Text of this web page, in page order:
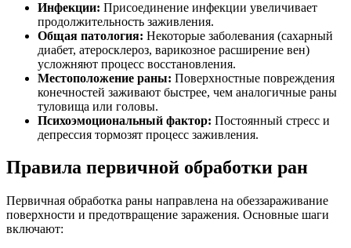
Инфекции: Присоединение инфекции увеличивает
продолжительность заживления.
Общая патология: Некоторые заболевания (сахарный
диабет, атеросклероз, варикозное расширение вен)
усложняют процесс восстановления.
Местоположение раны: Поверхностные повреждения
конечностей заживают быстрее, чем аналогичные раны
туловища или головы.
Психоэмоциональный фактор: Постоянный стресс и
депрессия тормозят процесс заживления.
Правила первичной обработки ран
Первичная обработка раны направлена на обеззараживание
поверхности и предотвращение заражения. Основные шаги
включают: